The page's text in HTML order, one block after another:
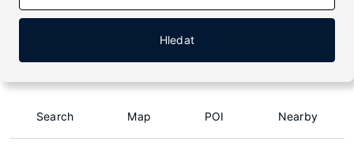
Hledat
Search Map POI Nearby